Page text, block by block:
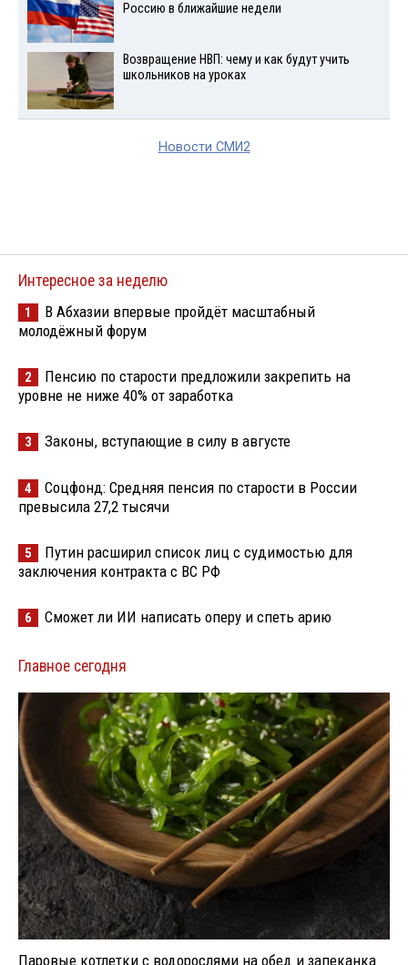
Россию в ближайшие недели
Возвращение НВП: чему и как будут учить
школьников на уроках
Новости СМИ2
Интересное за неделю
1
В Абхазии впервые пройдёт масштабный
молодёжный форум
2
Пенсию по старости предложили закрепить на
уровне не ниже 40% от заработка
3 Законы, вступающие в силу в августе
4
Соцфонд: Средняя пенсия по старости в России
превысила 27,2 тысячи
5
Путин расширил список лиц с судимостью для
заключения контракта с ВС РФ
6 Сможет ли ИИ написать оперу и спеть арию
Главное сегодня
Паровые котлетки с водорослями на обед и запеканка